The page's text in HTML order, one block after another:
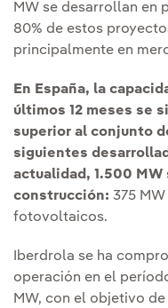
MW se desarrollan en
80% de estos
principalmente en
En España, la
últimos 12 meses se
superior al conjunto
siguientes
actualidad, 1.500
construcción: 375
fotovoltaicos.
Iberdrola se ha
operación en el
MW, con el objetivo